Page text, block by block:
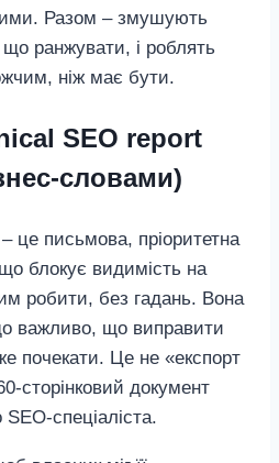
Разом – змушують
ранжувати, і роблять
ніж має бути.
SEO report
це письмова, пріоритетна
блокує видимість на
робити, без гадань. Вона
важливо, що виправити
почекати. Це не «експорт
документ